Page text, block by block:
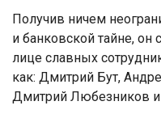
Получив ничем
и банковской тайне, он
лице славных
как: Дмитрий Бут,
Дмитрий Любезников и